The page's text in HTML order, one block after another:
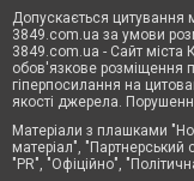
Допускається цитування
3849.com.ua за умови
3849.com.ua - Сайт міста
обов'язкове розміщення
гіперпосилання на
якості джерела.
Матеріали з плашками
матеріал", "Партнерський
"PR", "Офіційно",